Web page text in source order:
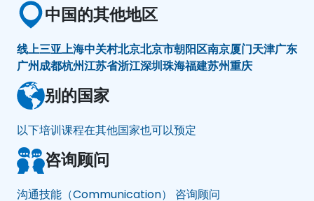
中国的其他地区
线上三亚上海中关村北京北京市朝阳区南京厦门天津广东
广州成都杭州江苏省浙江深圳珠海福建苏州重庆
别的国家
以下培训课程在其他国家也可以预定
咨询顾问
沟通技能（Communication） 咨询顾问